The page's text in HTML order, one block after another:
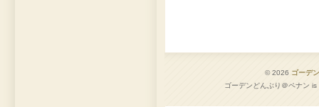
© 2026 ゴーデ
ゴーデンどんぶり＠ペナン